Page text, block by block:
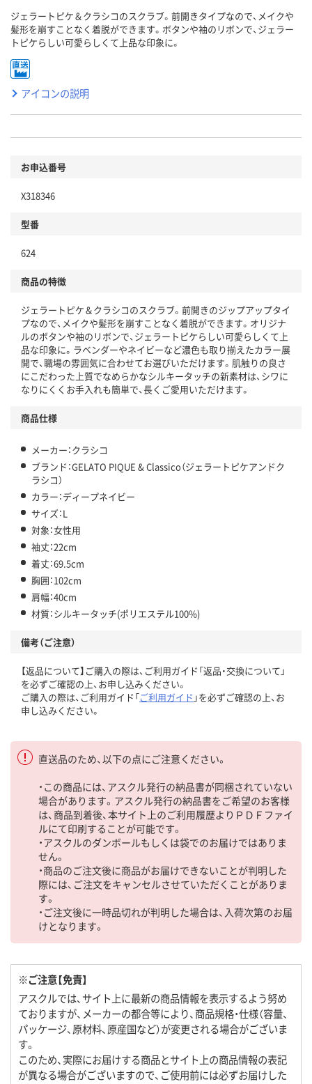
ジェラートピケ＆クラシコのスクラブ。前開きタイプなので、メイクや
髪形を崩すことなく着脱ができます。ボタンや袖のリボンで、ジェラー
トピケらしい可愛らしくて上品な印象に。
アイコンの説明
お申込番号
X318346
型番
624
商品の特徴
ジェラートピケ＆クラシコのスクラブ。前開きのジップアップタイ
プなので、メイクや髪形を崩すことなく着脱ができます。オリジナ
ルのボタンや袖のリボンで、ジェラートピケらしい可愛らしくて上
品な印象に。ラベンダーやネイビーなど濃色も取り揃えたカラー展
開で、職場の雰囲気に合わせてお選びいただけます。肌触りの良さ
にこだわった上質でなめらかなシルキータッチの新素材は、シワに
なりにくくお手入れも簡単で、長くご愛用いただけます。
商品仕様
メーカー：クラシコ
ブランド：GELATO PIQUE & Classico（ジェラートピケアンドク
ラシコ）
カラー：ディープネイビー
サイズ：L
対象：女性用
袖丈：22cm
着丈：69.5cm
胸囲：102cm
肩幅：40cm
材質：シルキータッチ(ポリエステル100%)
備考（ご注意）
【返品について】ご購入の際は、ご利用ガイド「返品・交換について」
を必ずご確認の上、お申し込みください。
ご購入の際は、ご利用ガイド「ご利用ガイド 」を必ずご確認の上、お
申し込みください。
直送品のため、以下の点にご注意ください。
・この商品には、アスクル発行の納品書が同梱されていない
場合があります。アスクル発行の納品書をご希望のお客様
は、商品到着後、本サイト上のご利用履歴よりＰＤＦファイ
ルにて印刷することが可能です。
・アスクルのダンボールもしくは袋でのお届けではありま
せん。
・商品のご注文後に商品がお届けできないことが判明した
際には、ご注文をキャンセルさせていただくことがありま
す。
・ご注文後に一時品切れが判明した場合は、入荷次第のお届
けとなります。
※ご注意【免責】
アスクルでは、サイト上に最新の商品情報を表示するよう努め
ておりますが、メーカーの都合等により、商品規格・仕様（容量、
パッケージ、原材料、原産国など）が変更される場合がございま
す。
このため、実際にお届けする商品とサイト上の商品情報の表記
が異なる場合がございますので、ご使用前には必ずお届けした